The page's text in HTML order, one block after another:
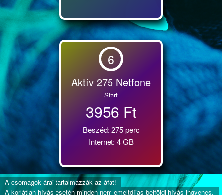
6
Aktív 275 Netfone
Start
3956 Ft
Beszéd: 275 perc
Internet: 4 GB
A csomagok árai tartalmazzák az áfát!
A korlátlan hívás esetén minden nem emeltdíjas belföldi hívás ingyenes.